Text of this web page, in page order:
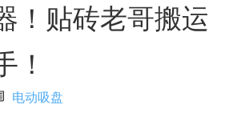
！贴砖老哥搬运
！
电动吸盘